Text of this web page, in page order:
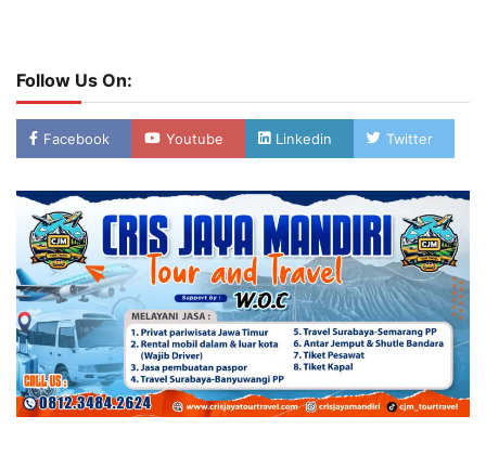
Follow Us On:
Facebook Youtube Linkedin Twitter